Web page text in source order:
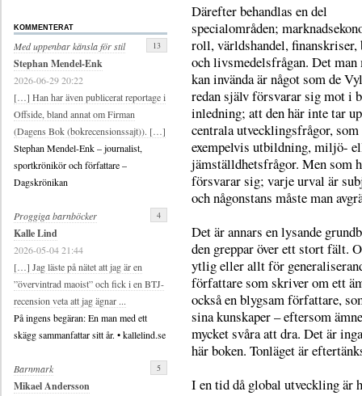
Därefter behandlas en del
specialområden;
roll, världshandel, finanskriser,
och livsmedelsfrågan. Det
kan invända är något som de
redan själv försvarar sig mot i
inledning; att den här inte tar
centrala utvecklingsfrågor, som
exempelvis utbildning, miljö-
jämställdhetsfrågor. Men som
försvarar sig; varje urval är
och någonstans måste man
Det är annars en lysande
den greppar över ett stort fält.
ytlig eller allt för
författare som skriver om ett
också en blygsam författare,
sina kunskaper – eftersom
mycket svåra att dra. Det är
här boken. Tonläget är
I en tid då global utveckling är
KOMMENTERAT
Med uppenbar känsla för stil
Stephan Mendel-Enk
2026-06-29 20:22
[…] Han har även publicerat reportage i
Offside, bland annat om Firman
(Dagens Bok (bokrecensionssajt)). […]
Stephan Mendel-Enk – journalist,
sportkrönikör och författare –
Dagskrönikan
13
Proggiga barnböcker
Kalle Lind
2026-05-04 21:44
[…] Jag läste på nätet att jag är en
”övervintrad maoist” och fick i en BTJ-
recension veta att jag ägnar ...
På ingens begäran: En man med ett
skägg sammanfattar sitt år. • kallelind.se
4
Barnmark
Mikael Andersson
5